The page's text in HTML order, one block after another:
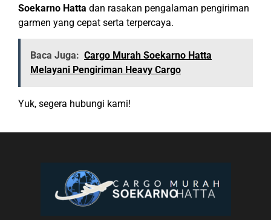
Soekarno Hatta dan rasakan pengalaman pengiriman
garmen yang cepat serta terpercaya.
Baca Juga: Cargo Murah Soekarno Hatta
Melayani Pengiriman Heavy Cargo
Yuk, segera hubungi kami!